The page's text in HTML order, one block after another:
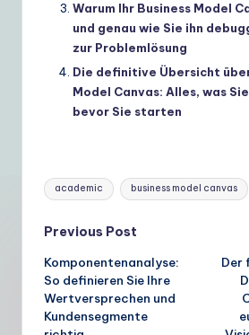
Warum Ihr Business Model
und genau wie Sie ihn
zur Problemlösung
Die definitive Übersicht
Model Canvas: Alles, was
bevor Sie starten
Tags:
academic business model canvas
Post
navigation
Previous Post
Komponentenanalyse:
So definieren Sie Ihre
Wertversprechen und
Kundensegmente
Der